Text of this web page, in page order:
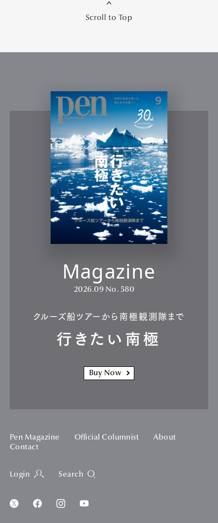
Scroll to Top
Magazine
2026.09 No. 580
クルーズ船ツアーから南極観測隊まで
行きたい南極
Buy Now
Pen Magazine Official Columnist
About
Contact
Login Search